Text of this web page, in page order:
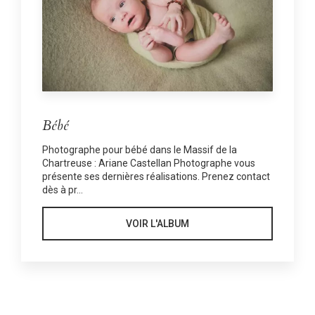
Bébé
Photographe pour bébé dans le Massif de la
Chartreuse : Ariane Castellan Photographe vous
présente ses dernières réalisations. Prenez contact
dès à pr...
VOIR L'ALBUM